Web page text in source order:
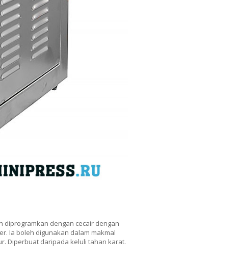
diprogramkan dengan cecair dengan
Ia boleh digunakan dalam makmal
Diperbuat daripada keluli tahan karat.